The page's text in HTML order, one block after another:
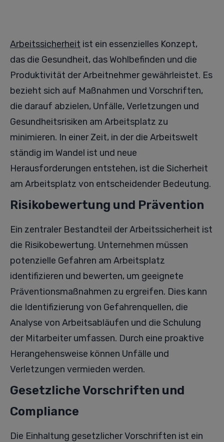
Arbeitssicherheit ist ein essenzielles Konzept,
das die Gesundheit, das Wohlbefinden und die
Produktivität der Arbeitnehmer gewährleistet. Es
bezieht sich auf Maßnahmen und Vorschriften,
die darauf abzielen, Unfälle, Verletzungen und
Gesundheitsrisiken am Arbeitsplatz zu
minimieren. In einer Zeit, in der die Arbeitswelt
ständig im Wandel ist und neue
Herausforderungen entstehen, ist die Sicherheit
am Arbeitsplatz von entscheidender Bedeutung.
Risikobewertung und Prävention
Ein zentraler Bestandteil der Arbeitssicherheit ist
die Risikobewertung. Unternehmen müssen
potenzielle Gefahren am Arbeitsplatz
identifizieren und bewerten, um geeignete
Präventionsmaßnahmen zu ergreifen. Dies kann
die Identifizierung von Gefahrenquellen, die
Analyse von Arbeitsabläufen und die Schulung
der Mitarbeiter umfassen. Durch eine proaktive
Herangehensweise können Unfälle und
Verletzungen vermieden werden.
Gesetzliche Vorschriften und
Compliance
Die Einhaltung gesetzlicher Vorschriften ist ein